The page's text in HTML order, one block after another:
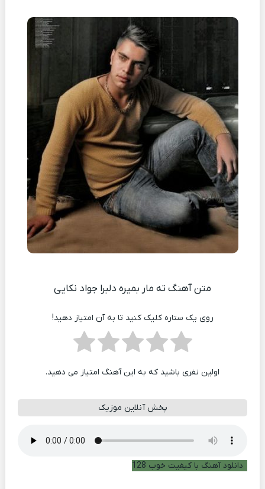
متن آهنگ ته مار بمیره دلبرا جواد نکایی
روی یک ستاره کلیک کنید تا به آن امتیاز دهید!
اولین نفری باشید که به این آهنگ امتیاز می دهید.
پخش آنلاین موزیک
دانلود آهنگ با کیفیت خوب 128